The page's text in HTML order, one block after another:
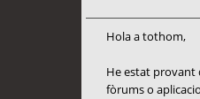
Hola a tothom,
He estat provant
fòrums o